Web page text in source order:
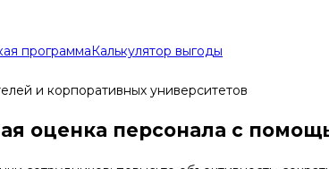
программаКалькулятор выгоды
и корпоративных университетов
оценка персонала с